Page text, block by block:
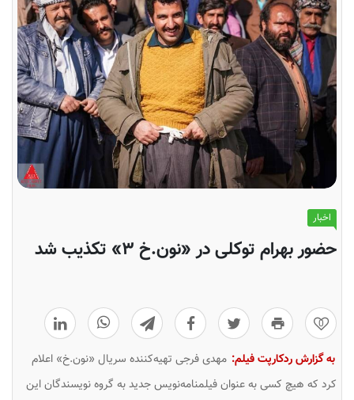
اخبار
حضور بهرام توکلی در «نون.خ ۳» تکذیب شد
0
به گزارش ردکارپت فیلم: مهدی فرجی تهیه‌کننده سریال «نون.خ» اعلام
کرد که هیچ کسی به عنوان فیلمنامه‌نویس جدید به گروه نویسندگان این